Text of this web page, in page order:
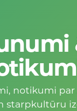
notikumi par
starpkultūru